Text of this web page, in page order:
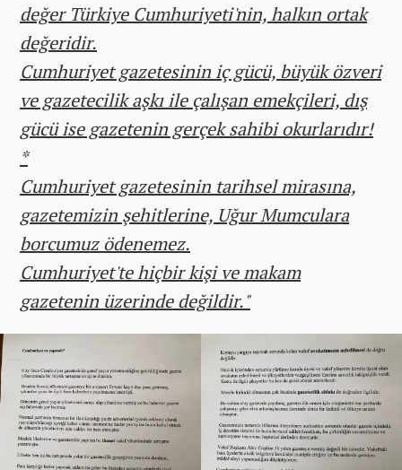
değer Türkiye Cumhuriyeti'nin, halkın ortak
değeridir.
Cumhuriyet gazetesinin iç gücü, büyük özveri
ve gazetecilik aşkı ile çalışan emekçileri, dış
gücü ise gazetenin gerçek sahibi okurlarıdır!
*
Cumhuriyet gazetesinin tarihsel mirasına,
gazetemizin şehitlerine, Uğur Mumculara
borcumuz ödenemez.
Cumhuriyet'te hiçbir kişi ve makam
gazetenin üzerinde değildir."